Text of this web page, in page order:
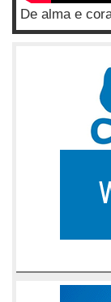
De alma e